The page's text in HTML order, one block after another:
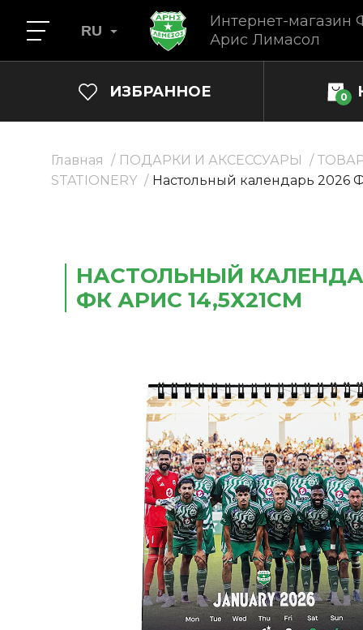
Интернет-магазин
Арис Лимасол
RU
ИЗБРАННОЕ 0
Главная ПОДАРКИ И АКСЕССУАРЫ
STATIONERY
Настольный календарь 2026
НАСТОЛЬНЫЙ
ФК АРИС 14,5Х21СМ